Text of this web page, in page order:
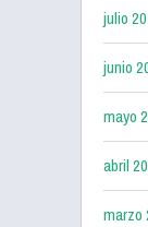
julio
junio
mayo
abril
marzo